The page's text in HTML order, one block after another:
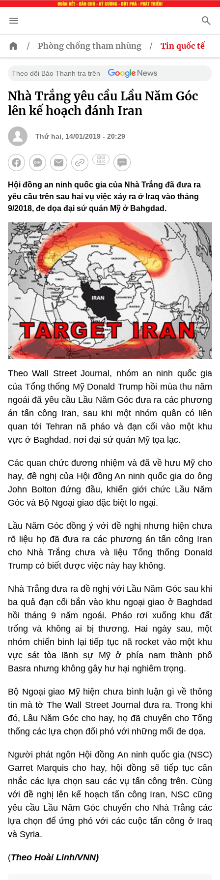
/ Phòng chống tham nhũng / Tin quốc tế
Theo dõi Báo Thanh tra trên
Nhà Trắng yêu cầu Lầu Năm Góc
lên kế hoạch đánh Iran
Thứ hai, 14/01/2019 - 20:29
Hội đồng an ninh quốc gia của Nhà Trắng đã đưa ra
yêu cầu trên sau hai vụ việc xảy ra ở Iraq vào tháng
9/2018, đe dọa đại sứ quán Mỹ ở Bahgdad.
Theo Wall Street Journal, nhóm an ninh quốc gia
của Tổng thống Mỹ Donald Trump hồi mùa thu năm
ngoái đã yêu cầu Lầu Năm Góc đưa ra các phương
án tấn công Iran, sau khi một nhóm quân có liên
quan tới Tehran nã pháo và đạn cối vào một khu
vực ở Baghdad, nơi đại sứ quán Mỹ tọa lạc.
Các quan chức đương nhiệm và đã về hưu Mỹ cho
hay, đề nghị của Hội đồng An ninh quốc gia do ông
John Bolton đứng đầu, khiến giới chức Lầu Năm
Góc và Bộ Ngoại giao đặc biệt lo ngại.
Lầu Năm Góc đồng ý với đề nghị nhưng hiện chưa
rõ liệu họ đã đưa ra các phương án tấn công Iran
cho Nhà Trắng chưa và liệu Tổng thống Donald
Trump có biết được việc này hay không.
Nhà Trắng đưa ra đề nghị với Lầu Năm Góc sau khi
ba quả đạn cối bắn vào khu ngoại giao ở Baghdad
hồi tháng 9 năm ngoái. Pháo rơi xuống khu đất
trống và không ai bị thương. Hai ngày sau, một
nhóm chiến binh lại tiếp tục nã rocket vào một khu
vực sát tòa lãnh sự Mỹ ở phía nam thành phố
Basra nhưng không gây hư hại nghiêm trọng.
Bộ Ngoại giao Mỹ hiện chưa bình luận gì về thông
tin mà tờ The Wall Street Journal đưa ra. Trong khi
đó, Lầu Năm Góc cho hay, họ đã chuyển cho Tổng
thống các lựa chọn đối phó với những mối đe dọa.
Người phát ngôn Hội đồng An ninh quốc gia (NSC)
Garret Marquis cho hay, hội đồng sẽ tiếp tục cân
nhắc các lựa chọn sau các vụ tấn công trên. Cùng
với đề nghị lên kế hoạch tấn công Iran, NSC cũng
yêu cầu Lầu Năm Góc chuyển cho Nhà Trắng các
lựa chọn để ứng phó với các cuộc tấn công ở Iraq
và Syria.
(Theo Hoài Linh/VNN)